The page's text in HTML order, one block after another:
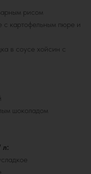
рисом
с картофельным пюре и
в соусе хойсин с
шоколадом
л: